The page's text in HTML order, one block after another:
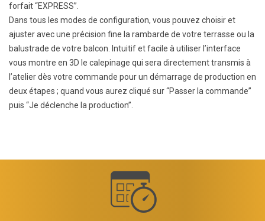
forfait “EXPRESS”.
Dans tous les modes de configuration, vous pouvez choisir et
ajuster avec une précision fine la rambarde de votre terrasse ou la
balustrade de votre balcon. Intuitif et facile à utiliser l’interface
vous montre en 3D le calepinage qui sera directement transmis à
l’atelier dès votre commande pour un démarrage de production en
deux étapes ; quand vous aurez cliqué sur “Passer la commande”
puis “Je déclenche la production”.